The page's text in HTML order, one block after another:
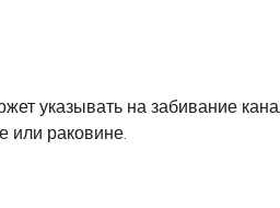
указывать на забивание
или раковине.